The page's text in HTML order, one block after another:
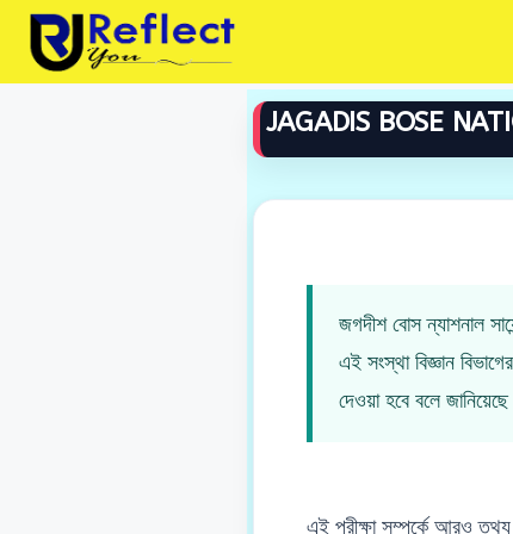
Skip
content
JAGADIS BOSE
জগদীশ বোস ন্যাশনাল
এই সংস্থা বিজ্ঞান
দেওয়া হবে বলে
এই পরীক্ষা সম্পর্কে আরও